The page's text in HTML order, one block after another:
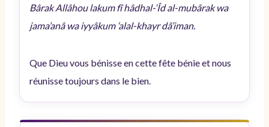
Bârak Allâhou lakum fî hâdhal-‘Îd al-mubârak wa
jama’anâ wa iyyâkum ‘alal-khayr dâ’iman.
Que Dieu vous bénisse en cette fête bénie et nous
réunisse toujours dans le bien.